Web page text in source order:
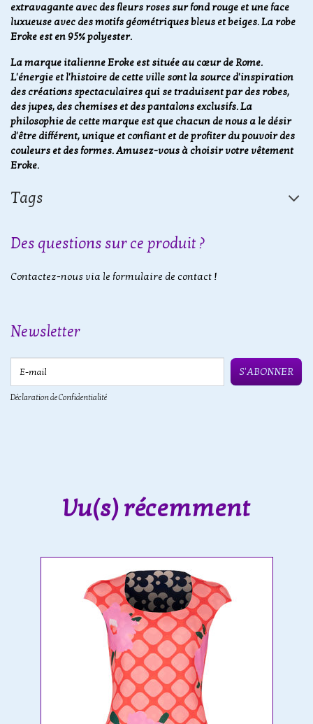
extravagante avec des fleurs roses sur fond rouge et une face
luxueuse avec des motifs géométriques bleus et beiges. La robe
Eroke est en 95% polyester.
La marque italienne Eroke est située au cœur de Rome.
L'énergie et l'histoire de cette ville sont la source d'inspiration
des créations spectaculaires qui se traduisent par des robes,
des jupes, des chemises et des pantalons exclusifs. La
philosophie de cette marque est que chacun de nous a le désir
d'être différent, unique et confiant et de profiter du pouvoir des
couleurs et des formes. Amusez-vous à choisir votre vêtement
Eroke.
Tags
Des questions sur ce produit ?
Contactez-nous via le formulaire de contact !
Newsletter
S'ABONNER
Déclaration de Confidentialité
Vu(s) récemment